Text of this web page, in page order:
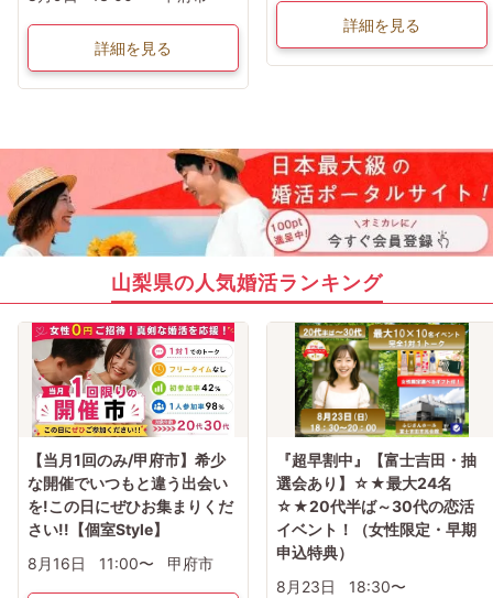
詳細を見る
詳細を見る
山梨県の人気婚活ランキング
【当月1回のみ/甲府市】希少
な開催でいつもと違う出会い
を!この日にぜひお集まりくだ
さい!!【個室Style】
8月16日
11:00〜 甲府市
『超早割中』【富士吉田・抽
選会あり】☆★最大24名
☆★20代半ば～30代の恋活
イベント！（女性限定・早期
申込特典）
8月23日
18:30〜